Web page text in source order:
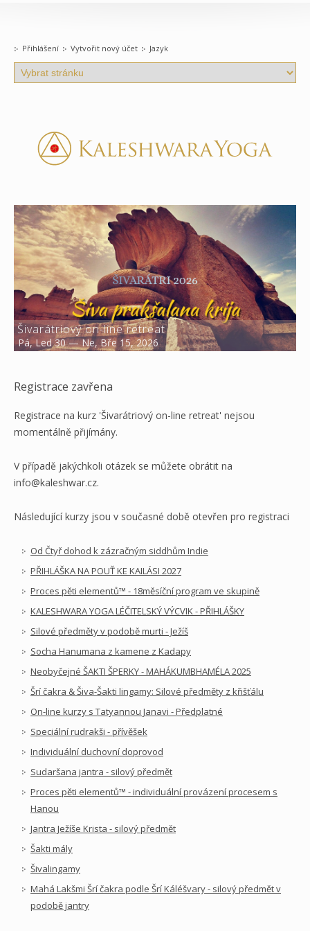
Přihlášení Vytvořit nový účet Jazyk
Šivarátriový on-line retreat
Pá, Led 30 — Ne, Bře 15, 2026
Registrace zavřena
Registrace na kurz 'Šivarátriový on-line retreat' nejsou
momentálně přijímány.
V případě jakýchkoli otázek se můžete obrátit na
info@kaleshwar.cz.
Následující kurzy jsou v současné době otevřen pro registraci
Od Čtyř dohod k zázračným siddhům Indie
PŘIHLÁŠKA NA POUŤ KE KAILÁSI 2027
Proces pěti elementů™ - 18měsíční program ve skupině
KALESHWARA YOGA LÉČITELSKÝ VÝCVIK - PŘIHLÁŠKY
Silové předměty v podobě murti - Ježíš
Socha Hanumana z kamene z Kadapy
Neobyčejné ŠAKTI ŠPERKY - MAHÁKUMBHAMÉLA 2025
Šrí čakra & Šiva-Šakti lingamy: Silové předměty z křišťálu
On-line kurzy s Tatyannou Janavi - Předplatné
Speciální rudrakši - přívěšek
Individuální duchovní doprovod
Sudaršana jantra - silový předmět
Proces pěti elementů™ - individuální provázení procesem s
Hanou
Jantra Ježíše Krista - silový předmět
Šakti mály
Šivalingamy
Mahá Lakšmi Šrí čakra podle Šrí Káléšvary - silový předmět v
podobě jantry